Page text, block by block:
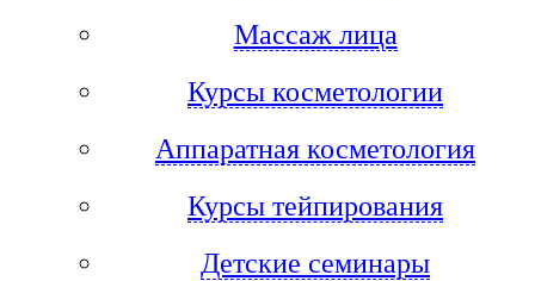
Массаж лица
Курсы косметологии
Аппаратная косметология
Курсы тейпирования
Детские семинары